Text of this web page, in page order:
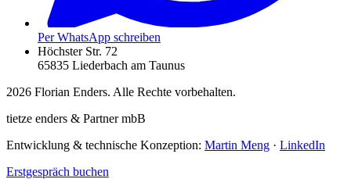
Per WhatsApp schreiben
Höchster Str. 72
65835 Liederbach am Taunus
2026 Florian Enders. Alle Rechte vorbehalten.
tietze enders & Partner mbB
Entwicklung & technische Konzeption: Martin Meng · LinkedIn
Erstgespräch buchen